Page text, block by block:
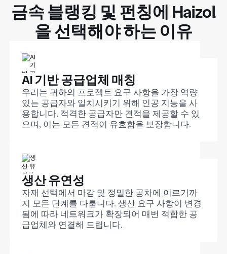
금속 블랭킹 및 펀칭에 Haizol
을 선택해야 하는 이유
AI 기반 공급업체 매칭
우리는 귀하의 프로젝트 요구 사항을 가장 역량
있는 공급자와 일치시키기 위해 인공 지능을 사
용합니다. 적격한 공급자만 견적을 제공할 수 있
으며, 이는 모든 견적이 유효함을 보장합니다.
생산 유연성
자재 선택에서 마감 및 정밀한 공차에 이르기까
지 모든 단계를 다룹니다. 생산 요구 사항이 변경
됨에 따라 네트워크가 확장되어 매번 적합한 공
급업체와 연결해 드립니다.